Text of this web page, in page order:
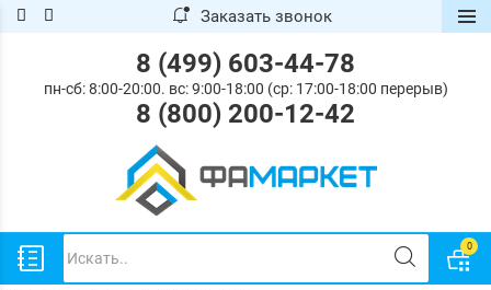
Заказать звонок
8 (499) 603-44-78
пн-сб: 8:00-20:00. вс: 9:00-18:00 (ср: 17:00-18:00 перерыв)
8 (800) 200-12-42
0